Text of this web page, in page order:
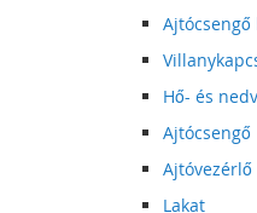
Ajtócsengő
Hő- és
Ajtócsengő
Ajtóvezérlő
Lakat